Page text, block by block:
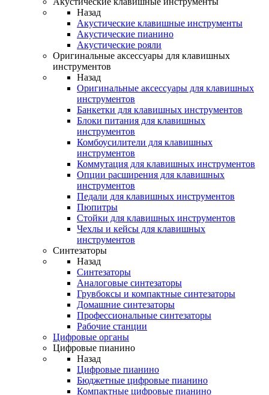
Назад
Акустические клавишные инструменты
Акустические пианино
Акустические рояли
Оригинальные аксессуары для клавишных
инструментов
Назад
Оригинальные аксессуары для клавишных
инструментов
Банкетки для клавишных инструментов
Блоки питания для клавишных
инструментов
Комбоусилители для клавишных
инструментов
Коммутация для клавишных инструментов
Опции расширения для клавишных
инструментов
Педали для клавишных инструментов
Пюпитры
Стойки для клавишных инструментов
Чехлы и кейсы для клавишных
инструментов
Синтезаторы
Назад
Синтезаторы
Аналоговые синтезаторы
Грувбоксы и компактные синтезаторы
Домашние синтезаторы
Профессиональные синтезаторы
Рабочие станции
Цифровые органы
Цифровые пианино
Назад
Цифровые пианино
Бюджетные цифровые пианино
Компактные цифровые пианино